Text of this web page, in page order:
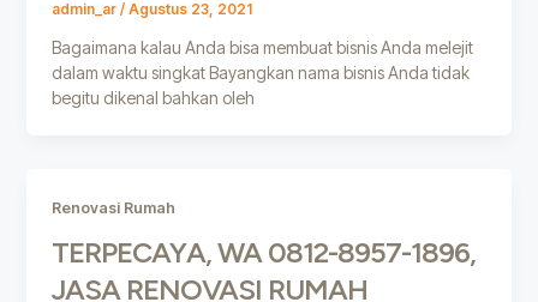
admin_ar / Agustus 23, 2021
Bagaimana kalau Anda bisa membuat bisnis Anda melejit
dalam waktu singkat Bayangkan nama bisnis Anda tidak
begitu dikenal bahkan oleh
Renovasi Rumah
TERPECAYA, WA 0812-8957-1896,
JASA RENOVASI RUMAH